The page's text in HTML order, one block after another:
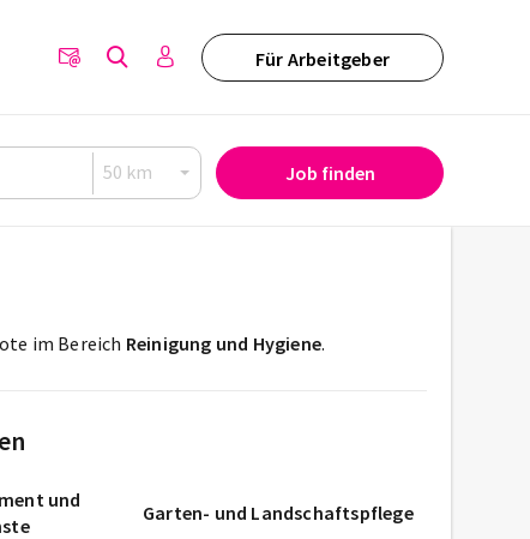
Für Arbeitgeber
Job finden
im Bereich Reinigung und Hygiene.
und
Garten- und Landschaftspflege